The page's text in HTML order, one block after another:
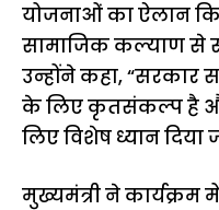
योजनाओं का ऐलान
सामाजिक कल्याण से
उन्होंने कहा, “सरकार
के लिए कृतसंकल्प है
लिए विशेष ध्यान दिया
मुख्यमंत्री ने